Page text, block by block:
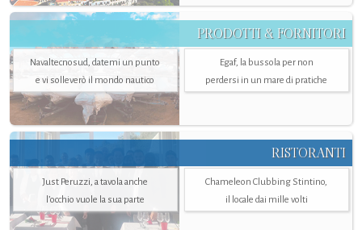
PRODOTTI & FORNITORI
Navaltecnosud, datemi un punto
e vi solleverò il mondo nautico
Egaf, la bussola per non
perdersi in un mare di pratiche
RISTORANTI
Just Peruzzi, a tavola anche
l’occhio vuole la sua parte
Chameleon Clubbing Stintino,
il locale dai mille volti